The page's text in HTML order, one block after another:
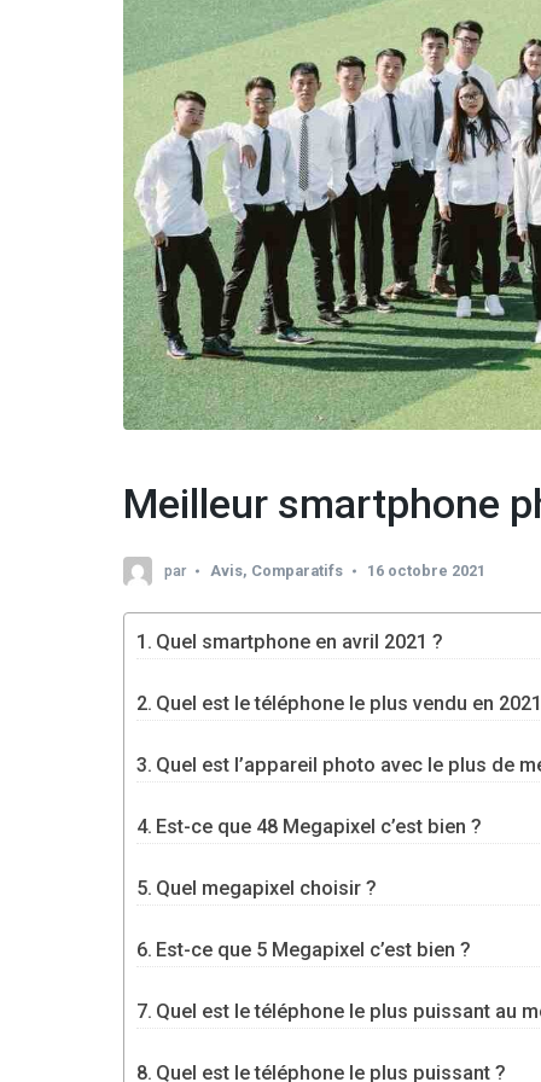
Meilleur smartphone
par Avis, Comparatifs 16 octobre 2021
Quel smartphone en avril 2021 ?
Quel est le téléphone le plus vendu en
Quel est l’appareil photo avec le plus de
Est-ce que 48 Megapixel c’est bien ?
Quel megapixel choisir ?
Est-ce que 5 Megapixel c’est bien ?
Quel est le téléphone le plus puissant au
Quel est le téléphone le plus puissant ?